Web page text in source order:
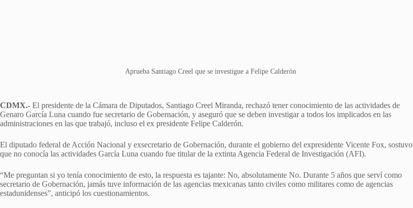
Aprueba Santiago Creel que se investigue a Felipe Calderón
CDMX.- El presidente de la Cámara de Diputados, Santiago Creel Miranda, rechazó tener conocimiento de las actividades de
Genaro García Luna cuando fue secretario de Gobernación, y aseguró que se deben investigar a todos los implicados en las
administraciones en las que trabajó, incluso el ex presidente Felipe Calderón.
El diputado federal de Acción Nacional y exsecretario de Gobernación, durante el gobierno del expresidente Vicente Fox, sostuvo
que no conocía las actividades García Luna cuando fue titular de la extinta Agencia Federal de Investigación (AFI).
“Me preguntan si yo tenía conocimiento de esto, la respuesta es tajante: No, absolutamente No. Durante 5 años que serví como
secretario de Gobernación, jamás tuve información de las agencias mexicanas tanto civiles como militares como de agencias
estadunidenses”, anticipó los cuestionamientos.